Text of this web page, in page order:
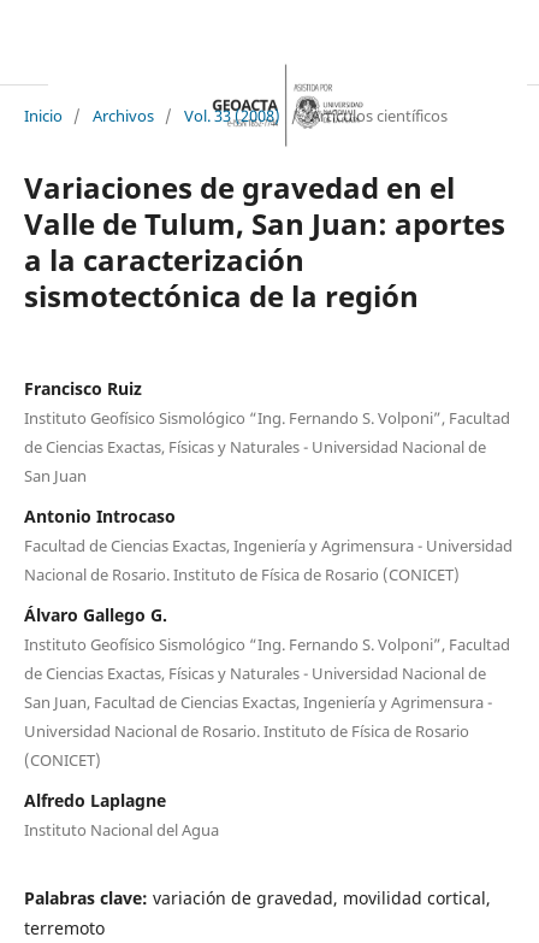
Inicio / Archivos / Vol. 33 (2008) / Artículos científicos
Variaciones de gravedad en el
Valle de Tulum, San Juan: aportes
a la caracterización
sismotectónica de la región
Francisco Ruiz
Instituto Geofísico Sismológico “Ing. Fernando S. Volponi”, Facultad
de Ciencias Exactas, Físicas y Naturales - Universidad Nacional de
San Juan
Antonio Introcaso
Facultad de Ciencias Exactas, Ingeniería y Agrimensura - Universidad
Nacional de Rosario. Instituto de Física de Rosario (CONICET)
Álvaro Gallego G.
Instituto Geofísico Sismológico “Ing. Fernando S. Volponi”, Facultad
de Ciencias Exactas, Físicas y Naturales - Universidad Nacional de
San Juan, Facultad de Ciencias Exactas, Ingeniería y Agrimensura -
Universidad Nacional de Rosario. Instituto de Física de Rosario
(CONICET)
Alfredo Laplagne
Instituto Nacional del Agua
Palabras clave: variación de gravedad, movilidad cortical,
terremoto